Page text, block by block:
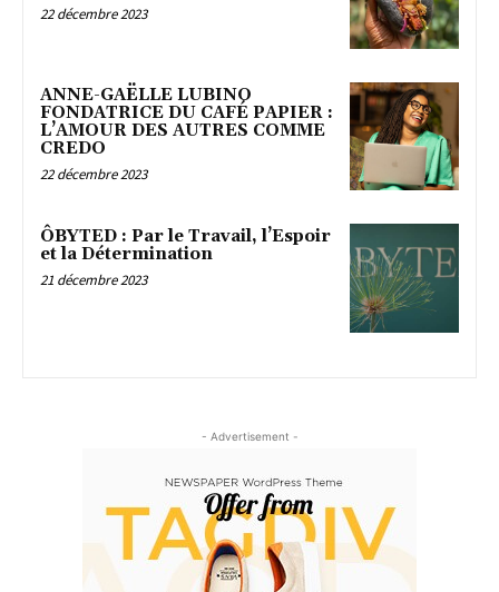
22 décembre 2023
ANNE-GAËLLE LUBINO
FONDATRICE DU CAFÉ PAPIER :
L’AMOUR DES AUTRES COMME
CREDO
22 décembre 2023
ÔBYTED : Par le Travail, l’Espoir
et la Détermination
21 décembre 2023
- Advertisement -